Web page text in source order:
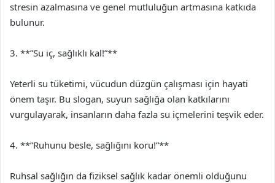
stresin azalmasına ve genel mutluluğun artmasına katkıda
bulunur.
3. **”Su iç, sağlıklı kal!”**
Yeterli su tüketimi, vücudun düzgün çalışması için hayati
önem taşır. Bu slogan, suyun sağlığa olan katkılarını
vurgulayarak, insanların daha fazla su içmelerini teşvik eder.
4. **”Ruhunu besle, sağlığını koru!”**
Ruhsal sağlığın da fiziksel sağlık kadar önemli olduğunu